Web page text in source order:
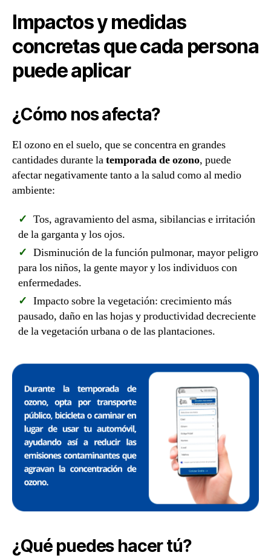
Impactos y medidas
concretas que cada persona
puede aplicar
¿Cómo nos afecta?
El ozono en el suelo, que se concentra en grandes
cantidades durante latemporada de ozono, puede
afectar negativamente tanto a la salud como al medio
ambiente:
Tos, agravamiento del asma, sibilancias e irritación
de la garganta y los ojos.
Disminución de la función pulmonar, mayor peligro
para los niños, la gente mayor y los individuos con
enfermedades.
Impacto sobre la vegetación: crecimiento más
pausado, daño en las hojas y productividad decreciente
de la vegetación urbana o de las plantaciones.
¿Qué puedes hacer tú?